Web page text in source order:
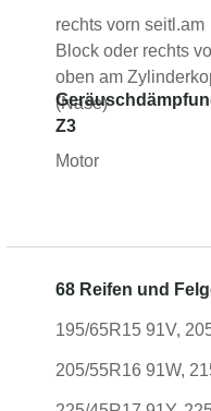
rechts vorn seitl.am
Block oder rechts
oben am
(Nase)
Z3
Motor
68 Reifen und
195/65R15 91V,
205/55R16 91W,